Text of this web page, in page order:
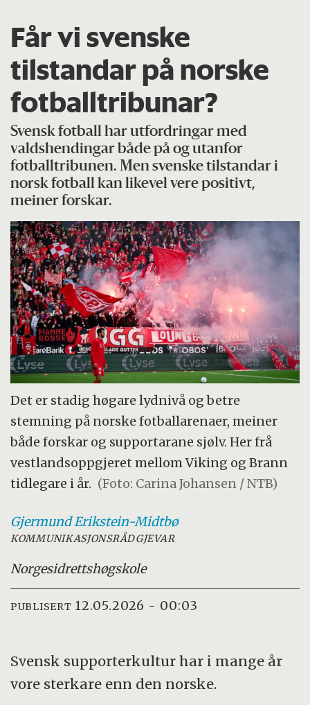
Får vi svenske
tilstandar på norske
fotballtribunar?
Svensk fotball har utfordringar med
valdshendingar både på og utanfor
fotballtribunen. Men svenske tilstandar i
norsk fotball kan likevel vere positivt,
meiner forskar.
Det er stadig høgare lydnivå og betre
stemning på norske fotballarenaer, meiner
både forskar og supportarane sjølv. Her frå
vestlandsoppgjeret mellom Viking og Brann
tidlegare i år. (Foto: Carina Johansen / NTB)
GjermundErikstein-Midtbø
KOMMUNIKASJONSRÅDGJEVAR
Norgesidrettshøgskole
PUBLISERT 12.05.2026 - 00:03
Svensk supporterkultur har i mange år
vore sterkare enn den norske.